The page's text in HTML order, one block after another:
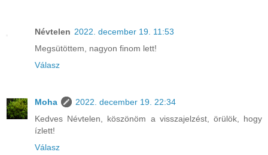
Névtelen 2022. december 19. 11:53
Megsütöttem, nagyon finom lett!
Válasz
Moha
2022. december 19. 22:34
Kedves Névtelen, köszönöm a visszajelzést, örülök, hogy
ízlett!
Válasz